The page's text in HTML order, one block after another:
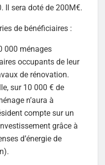
Il sera doté de 200M€.
de bénéficiaires :
000 ménages
occupants de leur
de rénovation.
sur 10 000 € de
n’aura à
compte sur un
grâce à
d’énergie de